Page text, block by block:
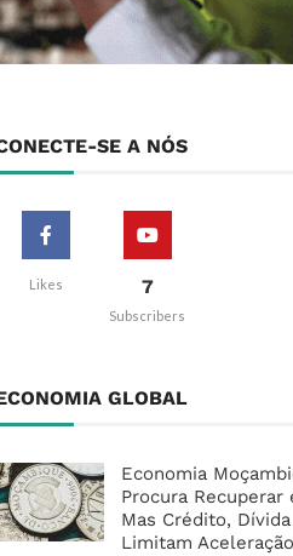
SE A NÓS
Likes 7
Subscribers
GLOBAL
Economia
Procura Recuperar
Mas Crédito,
Limitam Aceleração